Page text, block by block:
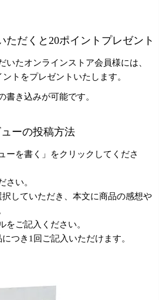
ただくと20ポイントプレゼント
いたオンラインストア会員様には、
トをプレゼントいたします。
書き込みが可能です。
ーの投稿方法
ーを書く」をクリックしてくださ
さい。
していただき、本文に商品の感想や
をご記入ください。
つき1回ご記入いただけます。